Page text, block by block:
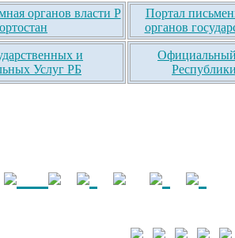
органов власти Р
Портал
органов
и
Услуг РБ
Официальный